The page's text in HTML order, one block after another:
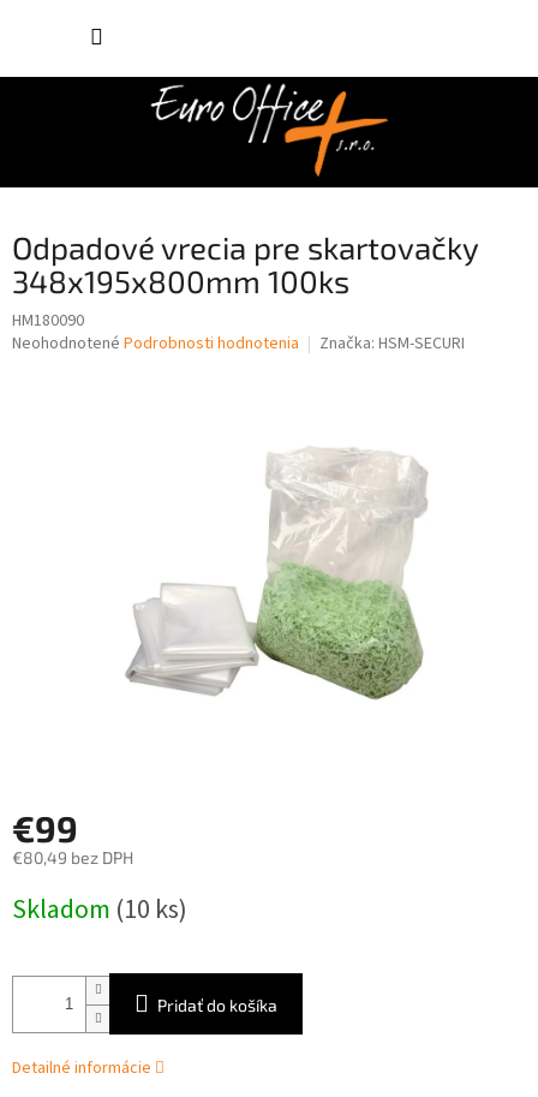
Odpadové vrecia pre skartovačky
348x195x800mm 100ks
HM180090
Priemerné
Neohodnotené Podrobnosti hodnotenia Značka: HSM-SECURI
€99
€80,49 bez DPH
cena:
Skladom (10 ks)
Pridať do košíka
Detailné informácie